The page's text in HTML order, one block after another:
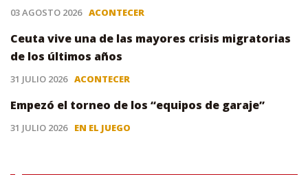
03 AGOSTO 2026 ACONTECER
Ceuta vive una de las mayores crisis migratorias
de los últimos años
31 JULIO 2026 ACONTECER
Empezó el torneo de los “equipos de garaje”
31 JULIO 2026 EN EL JUEGO